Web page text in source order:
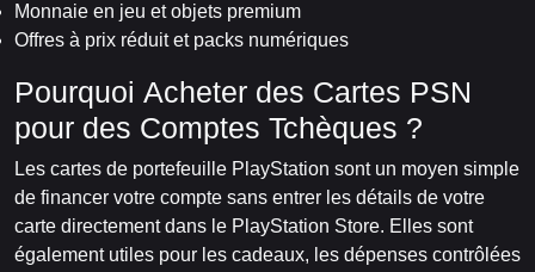
Monnaie en jeu et objets premium
Offres à prix réduit et packs numériques
Pourquoi Acheter des Cartes PSN
pour des Comptes Tchèques ?
Les cartes de portefeuille PlayStation sont un moyen simple
de financer votre compte sans entrer les détails de votre
carte directement dans le PlayStation Store. Elles sont
également utiles pour les cadeaux, les dépenses contrôlées